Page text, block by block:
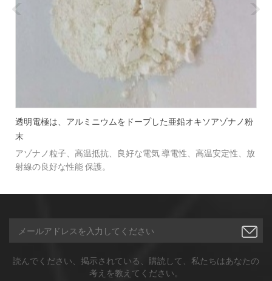
透明電極は、アルミニウムをドープした亜鉛オキソアゾナノ粉
末
アゾナノ粒子、高温抵抗、良好な電気 導電性、高温安定性、放
射線の良好な性能 保護。
読んでください、掲示されている、購読して、私たちはあなたの
考えを教えてください。